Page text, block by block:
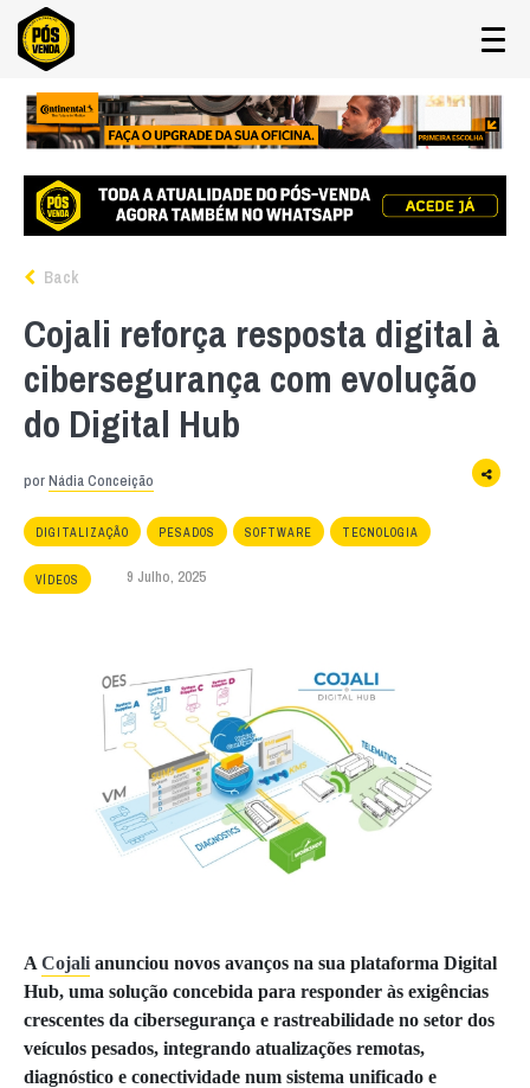
Back
Cojali reforça resposta digital à
cibersegurança com evolução
do Digital Hub
porNádia Conceição
DIGITALIZAÇÃO PESADOS SOFTWARE TECNOLOGIA
VÍDEOS 9 Julho, 2025
A Cojali anunciou novos avanços na sua plataforma Digital
Hub, uma solução concebida para responder às exigências
crescentes da cibersegurança e rastreabilidade no setor dos
veículos pesados, integrando atualizações remotas,
diagnóstico e conectividade num sistema unificado e